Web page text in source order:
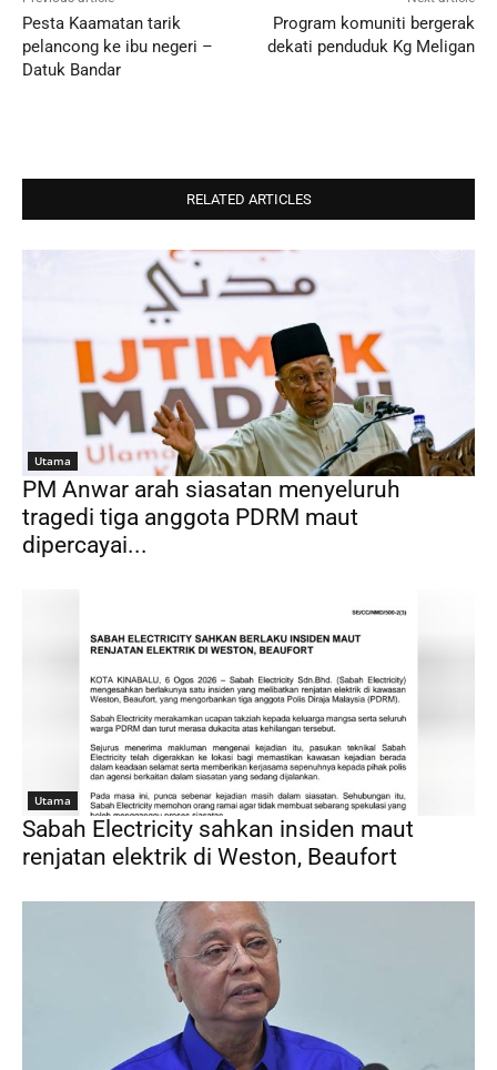
Pesta Kaamatan tarik
pelancong ke ibu negeri –
Datuk Bandar
Program komuniti bergerak
dekati penduduk Kg Meligan
RELATED ARTICLES
Utama
PM Anwar arah siasatan menyeluruh
tragedi tiga anggota PDRM maut
dipercayai...
Utama
Sabah Electricity sahkan insiden maut
renjatan elektrik di Weston, Beaufort